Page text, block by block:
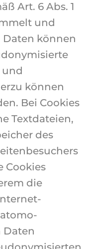
Art. 6 Abs. 1
und
Daten können
und
können
Bei Cookies
Textdateien,
des
Cookies
die
Daten